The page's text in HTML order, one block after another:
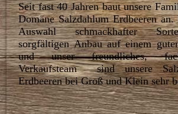
Seit fast 40 Jahren baut unsere
Domäne Salzdahlum Erdbeeren
Auswahl schmackhafter
sorgfältigen Anbau auf einem
und unser freundliches,
Verkaufsteam sind unsere
Erdbeeren bei Groß und Klein sehr